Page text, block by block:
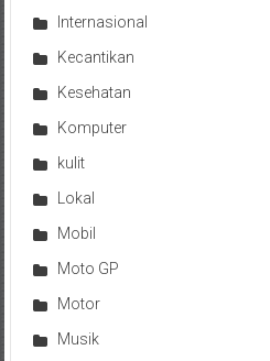
Internasional
Kecantikan
Kesehatan
Komputer
kulit
Lokal
Mobil
Moto GP
Motor
Musik